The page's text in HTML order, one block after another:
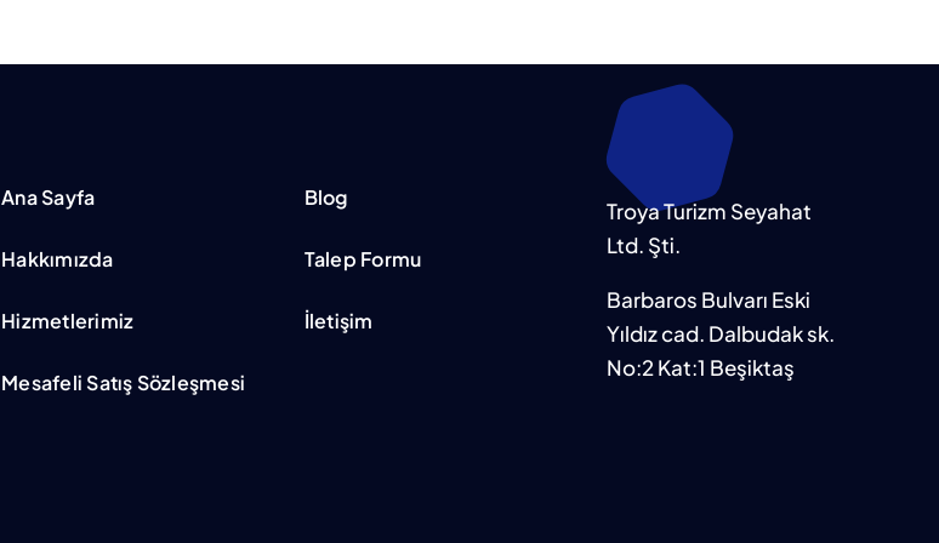
Ana Sayfa
Hakkımızda
Hizmetlerimiz
Mesafeli Satış Sözleşmesi
Blog
Talep Formu
İletişim
Troya Turizm Seyahat
Ltd. Şti.
Barbaros Bulvarı Eski
Yıldız cad. Dalbudak sk.
No:2 Kat:1 Beşiktaş